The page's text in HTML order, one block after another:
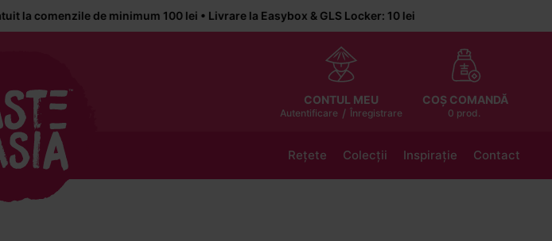
de minimum 100 lei • Livrare la Easybox & GLS Locker: 10 lei
CONTUL MEU
Autentificare / Înregistrare
COȘ COMANDĂ
0 prod.
Rețete Colecții Inspirație Contact